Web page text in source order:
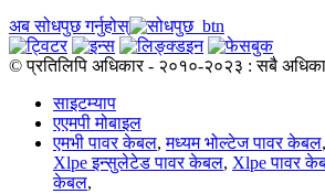
अब सोधपुछ गर्नुहोस्
© प्रतिलिपि अधिकार - २०१०-२०२३ : सबै
साइटम्याप
एएमपी मोबाइल
एमभी पावर केबल,मध्यम भोल्टेज पावर केबल,
Xlpe इन्सुलेटेड पावर केबल, Xlpe पावर
केबल,